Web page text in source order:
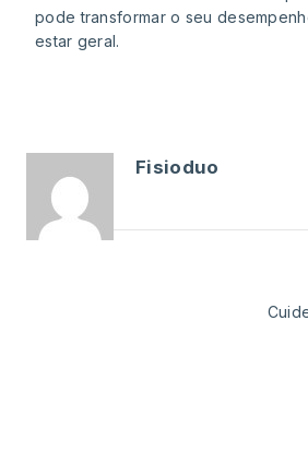
pode transformar o seu
estar geral.
Fisioduo